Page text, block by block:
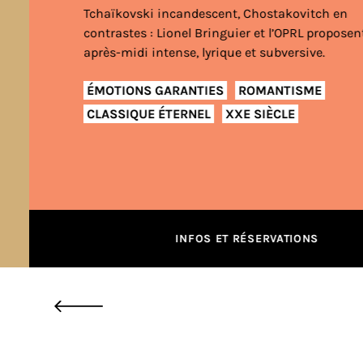
Tchaïkovski incandescent, Chostakovitch en
contrastes : Lionel Bringuier et l’OPRL proposent une
après-midi intense, lyrique et subversive.
ÉMOTIONS GARANTIES
ROMANTISME
CLASSIQUE ÉTERNEL
XXE SIÈCLE
INFOS ET RÉSERVATIONS